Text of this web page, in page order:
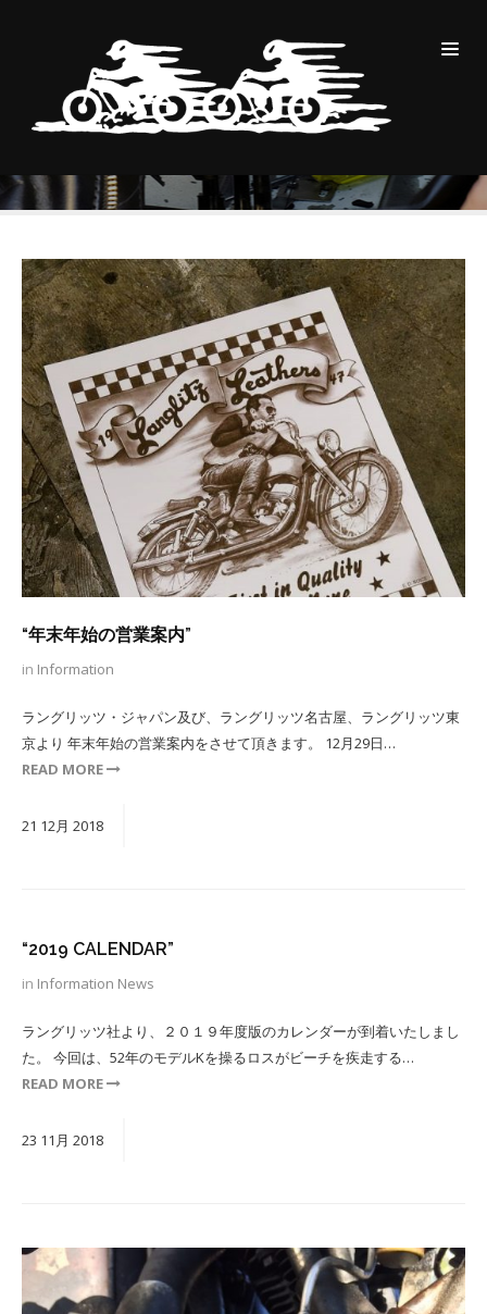
INFORMATION
Information Page 6
“年末年始の営業案内”
in Information
ラングリッツ・ジャパン及び、ラングリッツ名古屋、ラングリッツ東
京より 年末年始の営業案内をさせて頂きます。 12月29日…
READ MORE
21 12月 2018
“2019 CALENDAR”
in Information News
ラングリッツ社より、２０１９年度版のカレンダーが到着いたしまし
た。 今回は、52年のモデルKを操るロスがビーチを疾走する…
READ MORE
23 11月 2018